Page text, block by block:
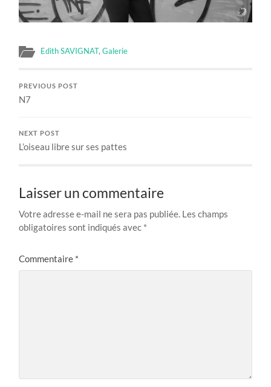
Edith SAVIGNAT,Galerie
PREVIOUS POST
N7
NEXT POST
L’oiseau libre sur ses pattes
Laisser un commentaire
Votre adresse e-mail ne sera pas publiée. Les champs
obligatoires sont indiqués avec *
Commentaire *